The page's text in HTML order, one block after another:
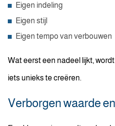
Eigen indeling
Eigen stijl
Eigen tempo van verbouwen
Wat eerst een nadeel lijkt,
iets unieks te creëren.
Verborgen waarde